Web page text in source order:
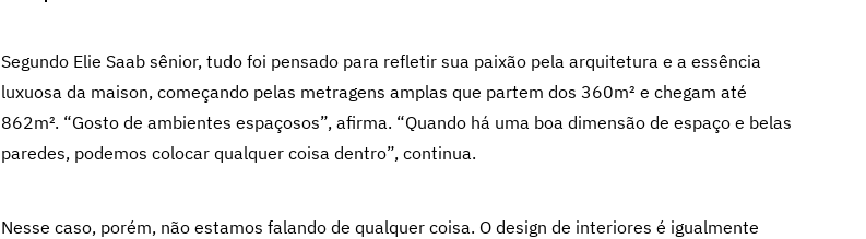
Segundo Elie Saab sênior, tudo foi pensado para refletir sua paixão pela arquitetura e a essência
luxuosa da maison, começando pelas metragens amplas que partem dos 360m² e chegam até
862m². “Gosto de ambientes espaçosos”, afirma. “Quando há uma boa dimensão de espaço e belas
paredes, podemos colocar qualquer coisa dentro”, continua.
Nesse caso, porém, não estamos falando de qualquer coisa. O design de interiores é igualmente